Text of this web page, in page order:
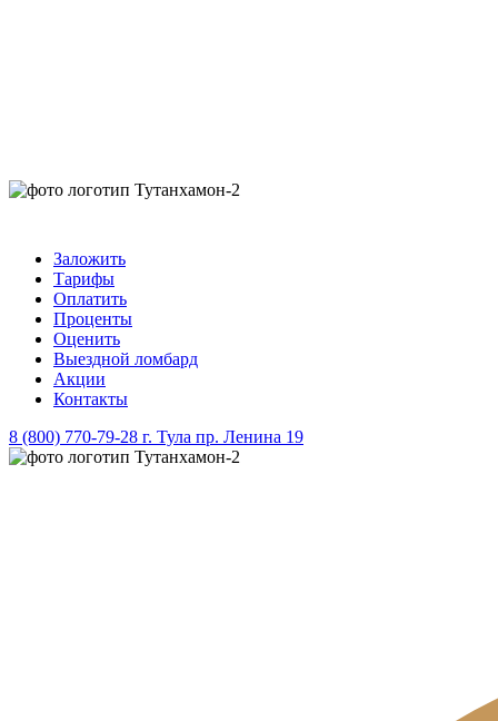
Заложить
Тарифы
Оплатить
Проценты
Оценить
Выездной ломбард
Акции
Контакты
8 (800) 770-79-28 г. Тула пр. Ленина 19